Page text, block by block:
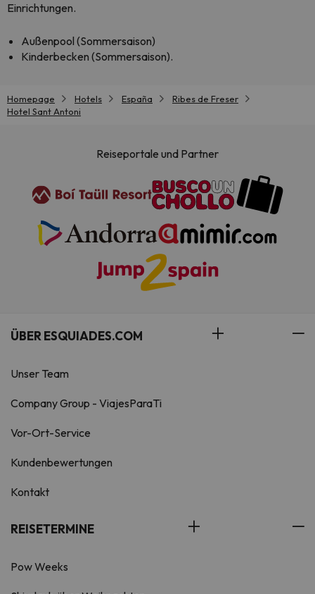
Einrichtungen.
Außenpool (Sommersaison)
Kinderbecken (Sommersaison).
Homepage Hotels España
Ribes de Freser
Hotel Sant Antoni
Reiseportale und Partner
ÜBER ESQUIADES.COM
Unser Team
Company Group - ViajesParaTi
Vor-Ort-Service
Kundenbewertungen
Kontakt
REISETERMINE
Pow Weeks